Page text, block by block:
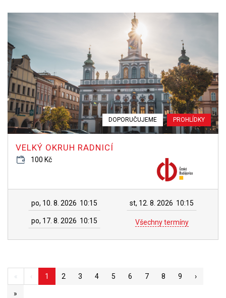
DOPORUČUJEME PROHLÍDKY
VELKÝ OKRUH RADNICÍ
100 Kč
po, 10. 8. 2026 10:15 st, 12. 8. 2026 10:15
po, 17. 8. 2026 10:15 Všechny termíny
« ‹ 1 2 3 4 5 6 7 8 9 ›
»